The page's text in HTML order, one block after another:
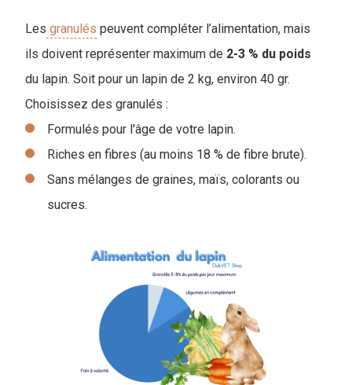
Les granulés peuvent compléter l’alimentation, mais
ils doivent représenter maximum de 2-3 % du poids
du lapin. Soit pour un lapin de 2 kg, environ 40 gr.
Choisissez des granulés :
Formulés pour l'âge de votre lapin.
Riches en fibres (au moins 18 % de fibre brute).
Sans mélanges de graines, maïs, colorants ou
sucres.